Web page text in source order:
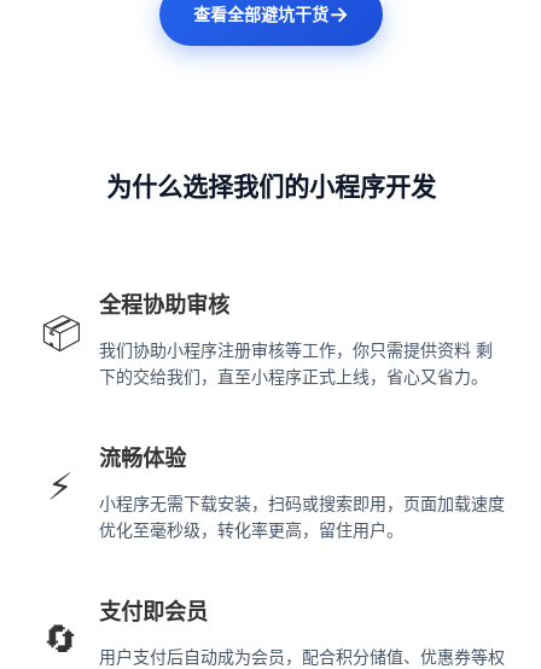
查看全部避坑干货→
为什么选择我们的小程序开发
📦
全程协助审核
我们协助小程序注册审核等工作，你只需提供资料 剩
下的交给我们，直至小程序正式上线，省心又省力。
⚡
流畅体验
小程序无需下载安装，扫码或搜索即用，页面加载速度
优化至毫秒级，转化率更高，留住用户。
🔄
支付即会员
用户支付后自动成为会员，配合积分储值、优惠券等权